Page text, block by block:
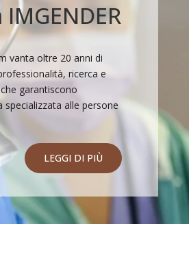
vanta oltre 20 anni di
ricerca e
garantiscono
specializzata alle persone
LEGGI DI PIÙ